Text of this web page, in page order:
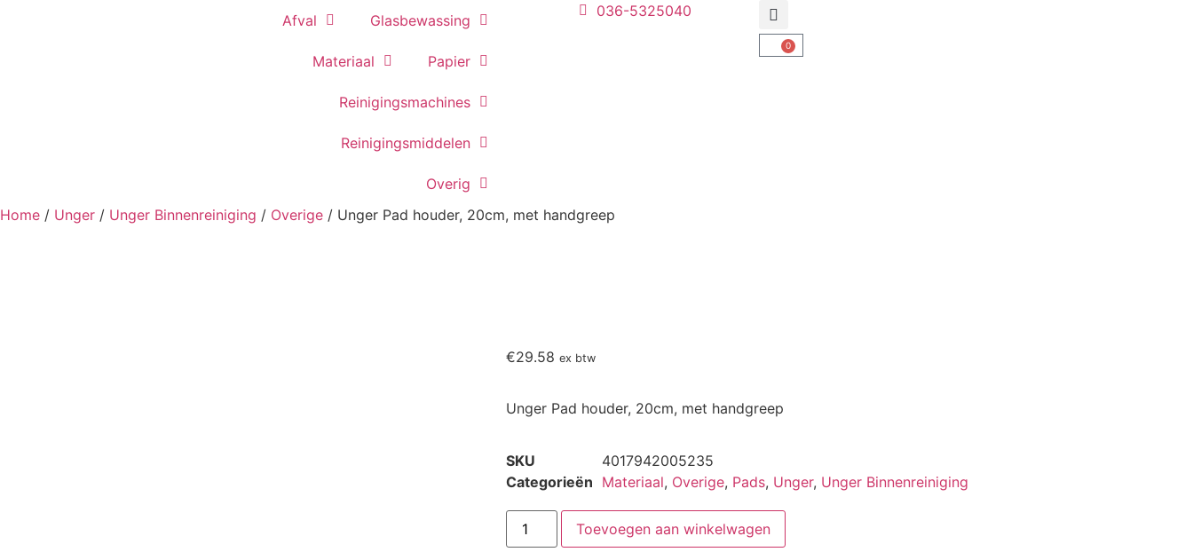
Afval Glasbewassing
Materiaal Papier
Reinigingsmachines
Reinigingsmiddelen
Overig
036-5325040
0
Home / Unger / Unger Binnenreiniging / Overige / Unger Pad houder, 20cm, met handgreep
€29.58 ex btw
Unger Pad houder, 20cm, met handgreep
SKU
4017942005235
Categorieën Materiaal, Overige, Pads, Unger, Unger Binnenreiniging
Toevoegen aan winkelwagen